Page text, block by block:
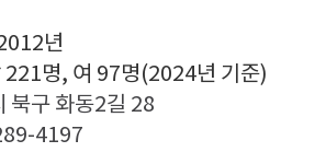
년
221명, 여 97명(2024년 기준)
북구 화동2길 28
4197